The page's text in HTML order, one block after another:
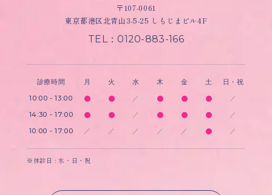
〒107-0061
東京都港区北青山3-5-25 しもじまビル4F
TEL：0120-883-166
診療時間 月 火 水 木 金 土 日・祝
10:00 - 13:00 ／ ／
14:30 - 17:00 ／ ／
10:00 - 17:00 ／ ／ ／ ／ ／ ／
※休診日 : 水・日・祝